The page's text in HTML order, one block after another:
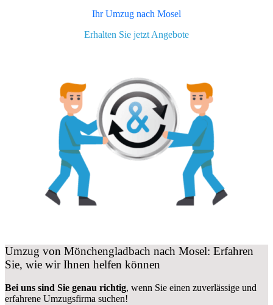
Ihr Umzug nach Mosel
Erhalten Sie jetzt Angebote
Umzug von Mönchengladbach nach Mosel: Erfahren
Sie, wie wir Ihnen helfen können
Bei uns sind Sie genau richtig, wenn Sie einen zuverlässige und
erfahrene Umzugsfirma suchen!